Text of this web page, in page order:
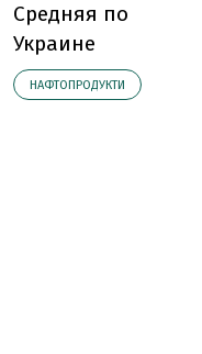
Средняя по
Украине
НАФТОПРОДУКТИ